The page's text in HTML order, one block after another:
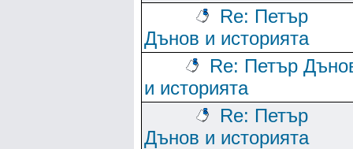
Re: Петър
Дънов и историята
Re: Петър
и историята
Re: Петър
Дънов и историята